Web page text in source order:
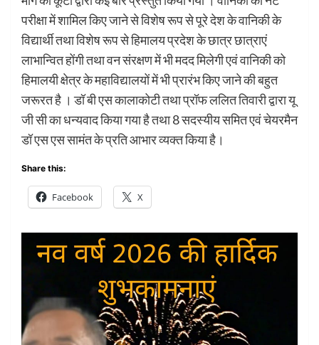
परीक्षा में शामिल किए जाने से विशेष रूप से पूरे देश के वानिकी के
विद्यार्थी तथा विशेष रूप से हिमालय प्रदेश के छात्र छात्राएं
लाभान्वित होंगी तथा वन संरक्षण में भी मदद मिलेगी एवं वानिकी को
हिमालयी क्षेत्र के महाविद्यालयों में भी प्रारंभ किए जाने की बहुत
जरूरत है । डॉ बी एस कालाकोटी तथा प्रॉफ ललित तिवारी द्वारा यू
जी सी का धन्यवाद किया गया है तथा 8 सदस्यीय समित एवं चेयरमैन
डॉ एस एस सामंत के प्रति आभार व्यक्त किया है।
Share this:
Facebook X